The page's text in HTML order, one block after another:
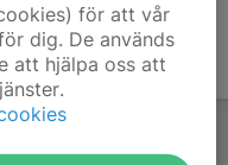
för att vår
dig. De används
att hjälpa oss att